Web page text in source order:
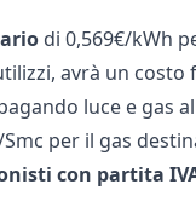
di 0,569€/kWh
avrà un costo
luce e gas
per il gas
con partita